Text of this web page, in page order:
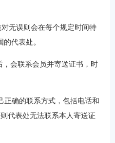
无误则会在每个规定时间特
代表处。
会联系会员并寄送证书，时
正确的联系方式，包括电话和
代表处无法联系本人寄送证